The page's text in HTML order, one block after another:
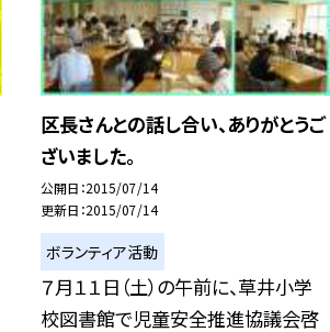
区長さんとの話し合い、ありがとうご
ざいました。
公開日 2015/07/14
更新日 2015/07/14
ボランティア活動
７月１１日（土）の午前に、草井小学
校図書館で児童安全推進協議会啓